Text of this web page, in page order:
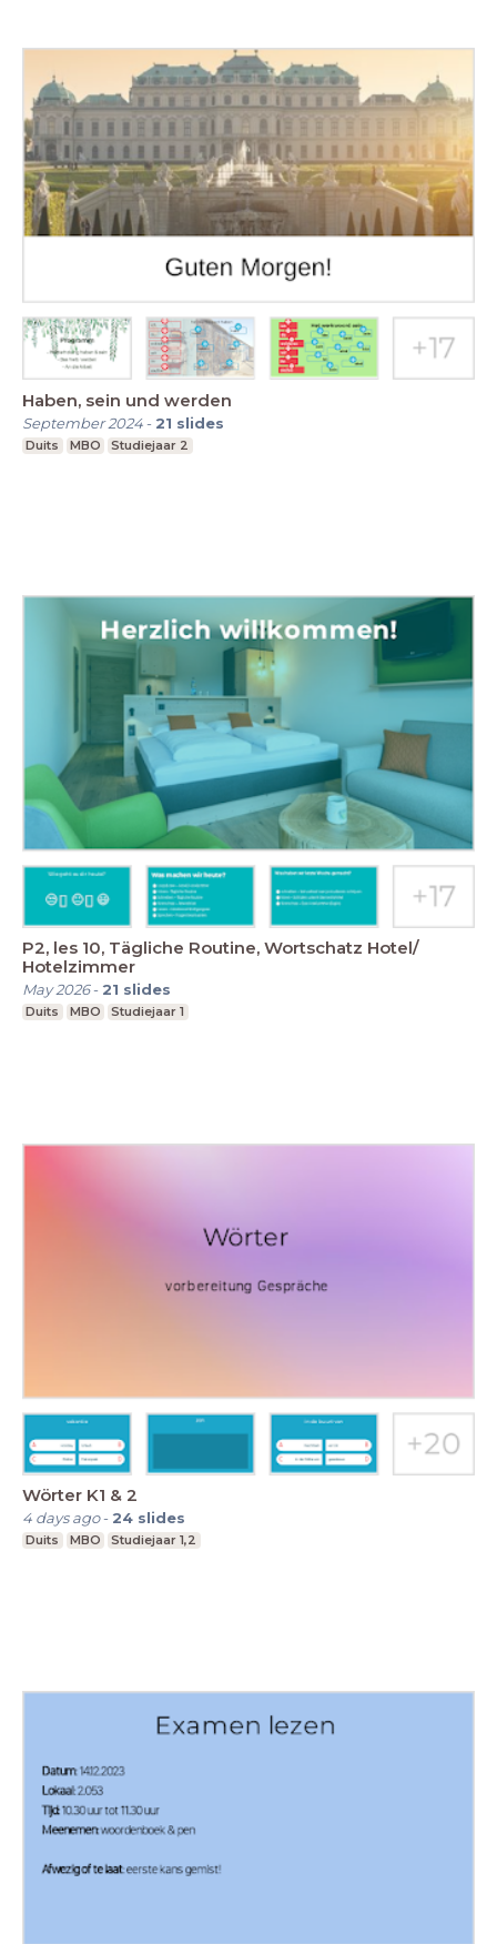
Haben, sein und werden
September 2024- 21 slides
Duits MBO Studiejaar 2
P2, les 10, Tägliche Routine, Wortschatz Hotel/
Hotelzimmer
May 2026- 21 slides
Duits MBO Studiejaar 1
Wörter K1 & 2
4 days ago- 24 slides
Duits MBO Studiejaar 1,2